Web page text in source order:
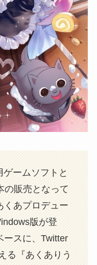
ームソフトと
の販売となって
くあプロデュー
版が登
ースに、Twitter
る『あくありう